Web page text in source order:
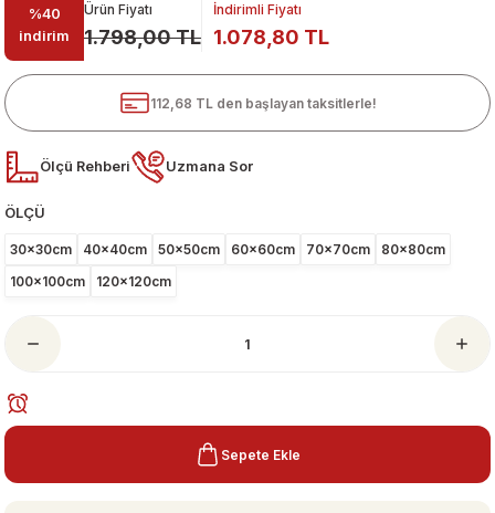
%40
indirim
Ürün Fiyatı
1.798,00 TL
İndirimli Fiyatı
1.078,80 TL
112,68 TL den başlayan taksitlerle!
Ölçü Rehberi Uzmana Sor
ÖLÇÜ
30x30cm 40x40cm 50x50cm 60x60cm 70x70cm
80x80cm
100x100cm
120x120cm
Sepete Ekle